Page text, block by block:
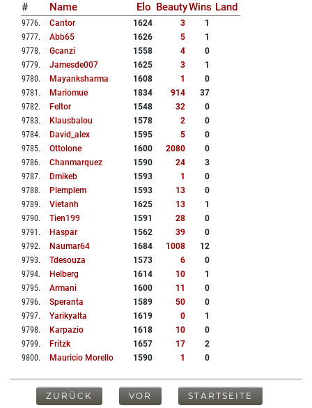
# Name Elo BeautyWins Land
9776. Cantor 1624 3
1
9777. Abb65 1626 5
1
9778. Gcanzi 1558 4
0
9779. Jamesde007 1625 3
1
9780. Mayanksharma 1608 1
0
9781 . Mariomue 1834 914
37
9782. Feltor 1548 32
0
9783. Klausbalou 1578 2
0
9784. David_alex 1595 5
0
9785. Ottolone 1600 2080
0
9786. Chanmarquez 1590 24
3
9787. Dmikeb 1593 1
0
9788. Plemplem 1593 13
0
9789. Vietanh 1625 13
1
9790. Tien199 1591 28
0
9791 . Haspar 1562 39
0
9792. Naumar64 1684 1008
12
9793. Tdesouza 1573 6
0
9794. Helberg 1614 10
1
9795. Armani 1600 11
0
9796. Speranta 1589 50
0
9797. Yarikyalta 1619 0
1
9798. Karpazio 1618 10
0
9799. Fritzk 1657 17
2
9800. Mauricio Morello 1590 1 0
ZURÜCK VOR STARTSEITE